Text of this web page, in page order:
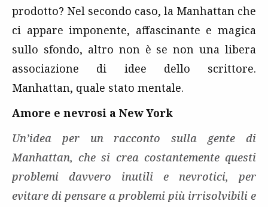
prodotto? Nel secondo caso, la Manhattan che
ci appare imponente, affascinante e magica
sullo sfondo, altro non è se non una libera
associazione di idee dello scrittore.
Manhattan, quale stato mentale.
Amore e nevrosi a New York
Un’idea per un racconto sulla gente di
Manhattan, che si crea costantemente questi
problemi davvero inutili e nevrotici, per
evitare di pensare a problemi più irrisolvibili e